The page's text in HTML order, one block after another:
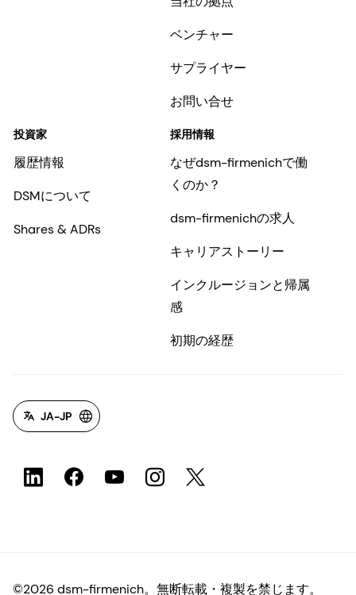
ベンチャー
サプライヤー
お問い合せ
投資家
履歴情報
DSMについて
Shares & ADRs
採用情報
なぜdsm-firmenichで働
くのか？
dsm-firmenichの求人
キャリアストーリー
インクルージョンと帰属
感
初期の経歴
JA-JP
©2026 dsm-firmenich。無断転載・複製を禁じます。